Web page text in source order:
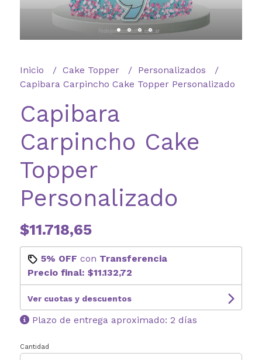
Inicio Cake Topper
Personalizados
Capibara Carpincho Cake Topper Personalizado
Capibara
Carpincho Cake
Topper
Personalizado
$11.718,65
5% OFF con Transferencia
Precio final: $11.132,72
Ver cuotas y descuentos
Plazo de entrega aproximado: 2 días
Cantidad